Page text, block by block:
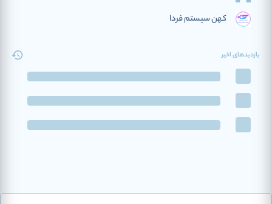
کهن سیستم فردا
بازدیدهای اخیر